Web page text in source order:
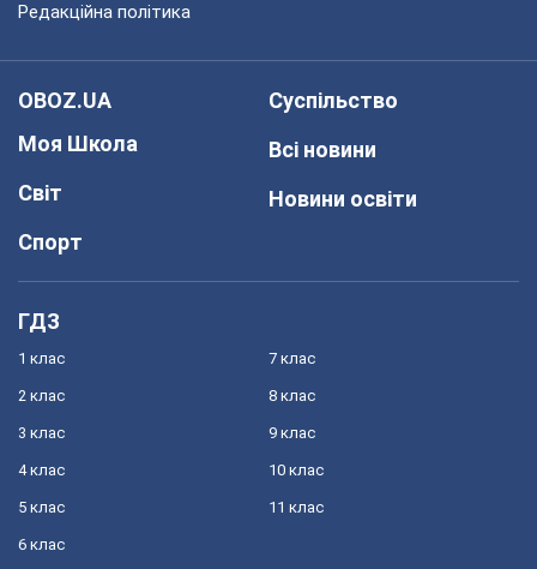
Редакційна політика
OBOZ.UA
Моя Школа
Світ
Спорт
Суспільство
Всі новини
Новини освіти
ГДЗ
1 клас
2 клас
3 клас
4 клас
5 клас
6 клас
7 клас
8 клас
9 клас
10 клас
11 клас